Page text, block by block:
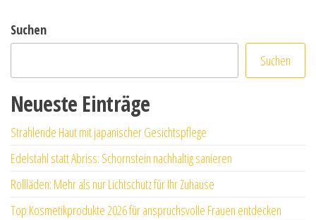
Suchen
Suchen
Neueste Einträge
Strahlende Haut mit japanischer Gesichtspflege
Edelstahl statt Abriss: Schornstein nachhaltig sanieren
Rollläden: Mehr als nur Lichtschutz für Ihr Zuhause
Top Kosmetikprodukte 2026 für anspruchsvolle Frauen entdecken